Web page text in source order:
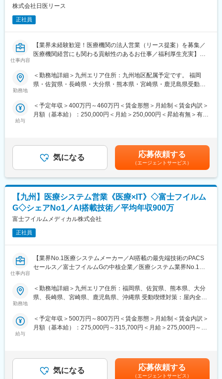
■当社の魅力：
美容医療業界のリーディングカンパニーとして、最先端の医療機
変更の範囲：会社の定める業務
QOL向上、そして医療現場への価値提供に貢献いただきます。
■業務内容：
医師や医療従事者に対して、当社製品の提案営業を行っていただ
きます。
・担当製品の提案、技術サポート（手術の立会いあり）
・最新の医療関連情報の提供、サポート（勉強・セミナーの主催
・販売代理店へのサポート（製品情報の提供、勉強会の主催な
ど）
■ポジション魅力：
の治療戦略を支援できる
・循環器領域の高度な専門性を磨きながら、市場価値の高いキャ
■キャリアパス：
社員の自律的キャリア開発を推進するため、「社内公募制度」を
積極的に推進しています。また「社内インターンシップ」を導入
しており、今の仕事を続けたまま興味のある仕事を６ヵ月間体験
できる制度あるため、マネージャーだけでなくマーケティングや
管理部門など幅広いポジションにチャレンジできる環境がありま
す。
変更の範囲：会社の定める業務
株式会社日医リース
正社員
仕事内容
【業界未経験歓迎！医療機関の法人営業（リース提案）を募集／
医療機関経営にも関わる貢献性のあるお仕事／福利厚生充実】
【はじめに】
今回は部署の増員を目的に、法人営業担当を募集します。医療機
【業務内容】
既存顧客へのリース商品の提案や追加取引を獲得し、継続的にサ
ポートいただきます。
■新規営業（4～5割）：
《新規開業支援》
開業を予定している医師に対し、医療機器メーカーやコンサルタ
ントと協力して、開業の支援をします。集患シュミレーションで
ある診療圏の分析、収益予測のノウハウがあり、付加価値の高い
提案型の営業を目指します。
分割払いでの取引を提案し、医療機器の円滑な導入や、省エネ設
備の導入など施設運営の効率化をサポートする等、幅広い提案に
【当社のリースについて】
取引先の医療機器メーカーや金融機関と連携し、医療機関向けの
リースサービスを提供しています。扱うリース商品は、医療機器
【当社の強み】
当社は医療機器だけではなく、不動産リースや銀行・金融リー
勤務地
＜勤務地詳細＞九州エリア住所：九州地区配属予定です。 福岡
県・佐賀県・長崎県・大分県・熊本県・宮崎県・鹿児島県受動喫
給与
＜予定年収＞400万円～460万円＜賃金形態＞月給制＜賃金内訳＞
月額（基本給）：250,000円＜月給＞250,000円＜昇給有無＞有＜
いません■昇給：有賃金はあくまでも目安の金額であり、選考を通
じて上下する可能性があります。月給(月額)は固定手当を含めた表
記です。
気になる 応募依頼する
（エージェントサービス）
【九州】医療システム営業《医療×IT》◇富士フイルム
G◇シェアNo1／AI搭載技術／平均年収900万
富士フイルムメディカル株式会社
正社員
仕事内容
【業界No.1医療システムメーカー／AI搭載の最先端技術のPACS
セールス／富士フイルムGの中核企業／医療システム業界No.1／
■業務内容：
主な担当製品：SYNAPSE
https://www.fujifilm.com/jp/ja/healthcare/healthcare-it/it-
・特に放射線科向けシステム「SYNAPSE」を中心とした診療情
報ソリューションに強み
勤務地
＜勤務地詳細＞九州エリア住所：福岡県、佐賀県、熊本県、大分
県、長崎県、宮崎県、鹿児島県、沖縄県 受動喫煙対策：屋内全面
給与
＜予定年収＞500万円～800万円＜賃金形態＞月給制＜賃金内訳＞
月額（基本給）：275,000円～315,700円＜月給＞275,000円～
あくまでも目安の金額であり、選考を通じて上下する可能性があ
ります。月給(月額)は固定手当を含めた表記です。
気になる 応募依頼する
（エージェントサービス）